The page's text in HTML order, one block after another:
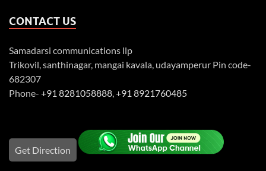
CONTACT US
Samadarsi communications llp
Trikovil, santhinagar, mangai kavala, udayamperur Pin code-
682307
Phone- +91 8281058888,+91 8921760485
Get Direction